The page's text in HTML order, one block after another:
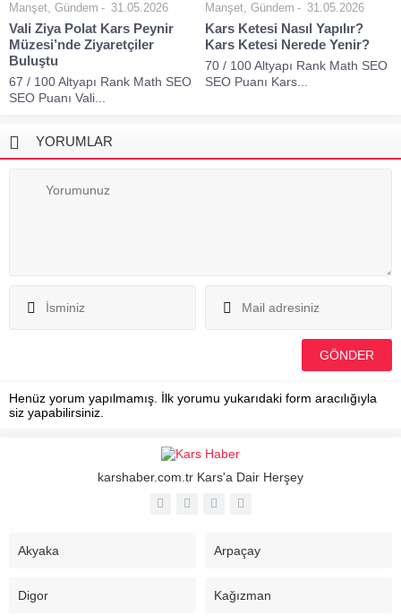
Manşet, Gündem 31.05.2026
Vali Ziya Polat Kars Peynir
Müzesi’nde Ziyaretçiler
Buluştu
67 / 100 Altyapı Rank Math SEO
SEO Puanı Vali...
Manşet, Gündem 31.05.2026
Kars Ketesi Nasıl Yapılır?
Kars Ketesi Nerede Yenir?
70 / 100 Altyapı Rank Math SEO
SEO Puanı Kars...
YORUMLAR
Henüz yorum yapılmamış. İlk yorumu yukarıdaki form aracılığıyla
siz yapabilirsiniz.
karshaber.com.tr Kars'a Dair Herşey
Akyaka Arpaçay
Digor Kağızman